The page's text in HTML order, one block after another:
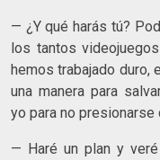
— ¿Y qué harás tú?
los tantos
hemos trabajado duro,
una manera para
yo para no presionarse
— Haré un plan y